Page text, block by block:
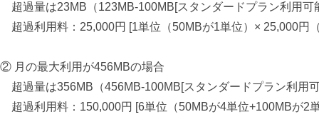
超過量は23MB（123MB-100MB[スタンダードプラン利用可
超過利用料： 25,000円 [1単位（50MBが1単位）× 25,000円
② 月の最大利用が456MBの場合
超過量は356MB（456MB-100MB[スタンダードプラン利用
超過利用料：150,000円 [6単位（50MBが4単位+100MBが2